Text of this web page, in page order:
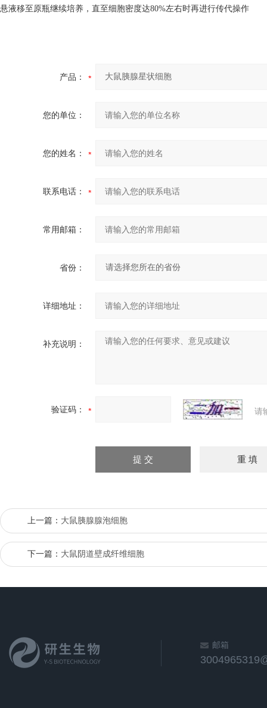
悬液移至原瓶继续培养，直至细胞密度达80%左右时再进行传代操作
产品：
您的单位：
您的姓名：
联系电话：
常用邮箱：
省份：
详细地址：
补充说明：
验证码： 请
上一篇： 大鼠胰腺腺泡细胞
下一篇： 大鼠阴道壁成纤维细胞
邮箱